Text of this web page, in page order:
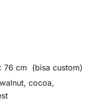
76 cm (bisa custom)
cocoa,